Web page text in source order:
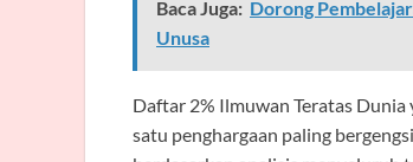
Baca Juga: Dorong
Unusa
Daftar 2% Ilmuwan Teratas
satu penghargaan paling